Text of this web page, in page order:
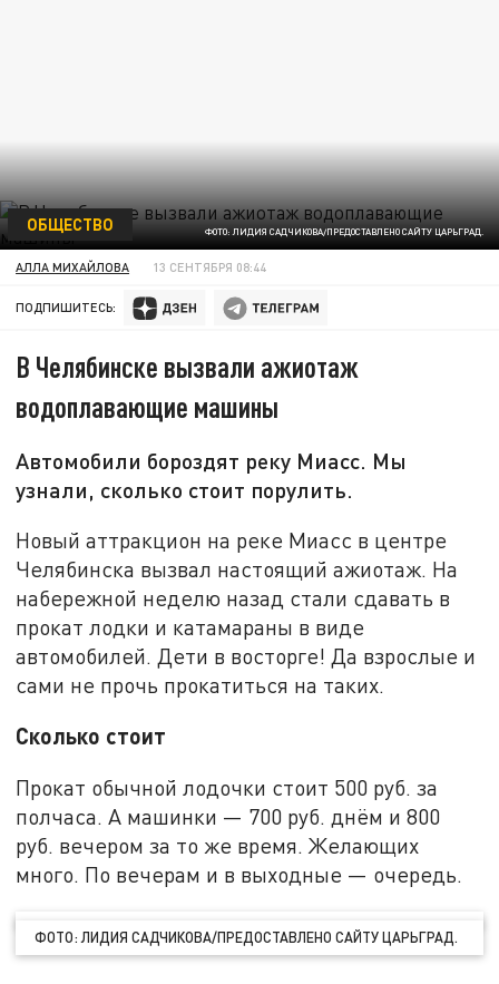
ФОТО: ЛИДИЯ САДЧИКОВА/ПРЕДОСТАВЛЕНО САЙТУ ЦАРЬГРАД.
ОБЩЕСТВО
АЛЛА МИХАЙЛОВА 13 СЕНТЯБРЯ 08:44
ПОДПИШИТЕСЬ:
В Челябинске вызвали ажиотаж
водоплавающие машины
Автомобили бороздят реку Миасс. Мы
узнали, сколько стоит порулить.
Новый аттракцион на реке Миасс в центре
Челябинска вызвал настоящий ажиотаж. На
набережной неделю назад стали сдавать в
прокат лодки и катамараны в виде
автомобилей. Дети в восторге! Да взрослые и
сами не прочь прокатиться на таких.
Сколько стоит
Прокат обычной лодочки стоит 500 руб. за
полчаса. А машинки — 700 руб. днём и 800
руб. вечером за то же время. Желающих
много. По вечерам и в выходные — очередь.
ФОТО: ЛИДИЯ САДЧИКОВА/ПРЕДОСТАВЛЕНО САЙТУ ЦАРЬГРАД.